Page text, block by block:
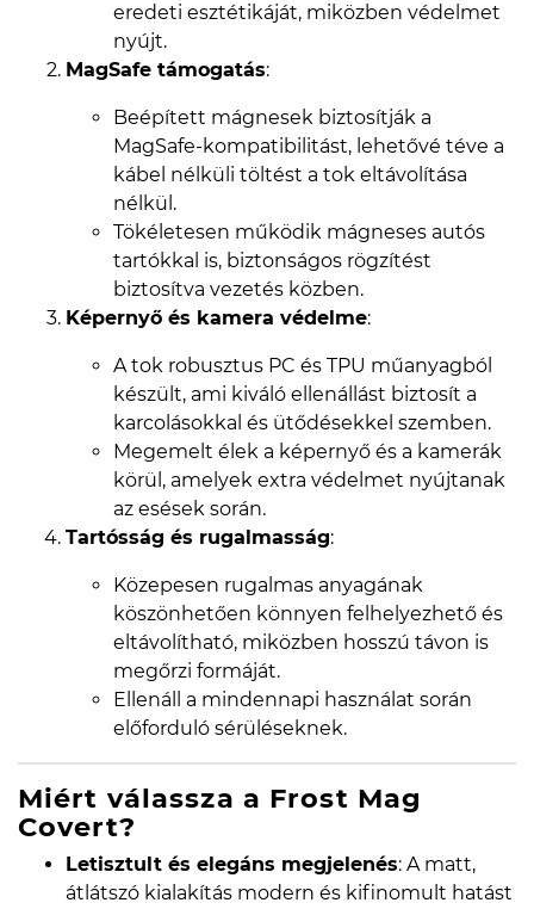
eredeti esztétikáját, miközben védelmet
nyújt.
MagSafe támogatás:
Beépített mágnesek biztosítják a
MagSafe-kompatibilitást, lehetővé téve a
kábel nélküli töltést a tok eltávolítása
nélkül.
Tökéletesen működik mágneses autós
tartókkal is, biztonságos rögzítést
biztosítva vezetés közben.
Képernyő és kamera védelme:
A tok robusztus PC és TPU műanyagból
készült, ami kiváló ellenállást biztosít a
karcolásokkal és ütődésekkel szemben.
Megemelt élek a képernyő és a kamerák
körül, amelyek extra védelmet nyújtanak
az esések során.
Tartósság és rugalmasság:
Közepesen rugalmas anyagának
köszönhetően könnyen felhelyezhető és
eltávolítható, miközben hosszú távon is
megőrzi formáját.
Ellenáll a mindennapi használat során
előforduló sérüléseknek.
Miért válassza a Frost Mag
Covert?
Letisztult és elegáns megjelenés: A matt,
átlátszó kialakítás modern és kifinomult hatást